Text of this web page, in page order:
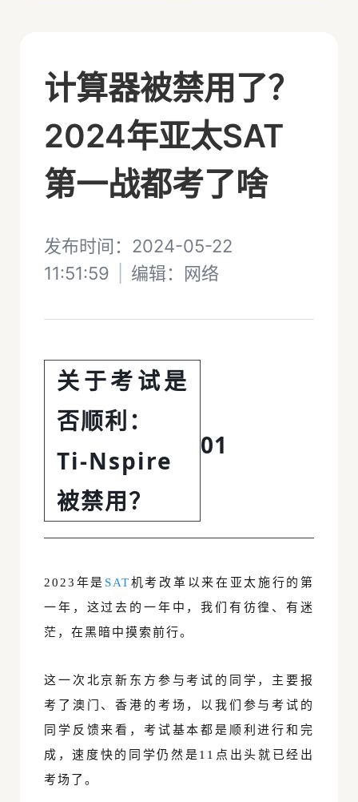
计算器被禁用了？
2024年亚太SAT
第一战都考了啥
发布时间：2024-05-22
11:51:59
编辑： 网络
关于考试是
否顺利：
Ti-Nspire
被禁用？
01
2023年是 SAT机考改革以来在亚太施行的第
一年，这过去的一年中，我们有彷徨、有迷
茫，在黑暗中摸索前行。
这一次北京新东方参与考试的同学，主要报
考了澳门、香港的考场，以我们参与考试的
同学反馈来看，考试基本都是顺利进行和完
成，速度快的同学仍然是11点出头就已经出
考场了。